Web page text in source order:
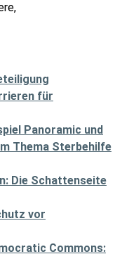
für
Panoramic und
Thema Sterbehilfe
Die Schattenseite
vor
Commons: